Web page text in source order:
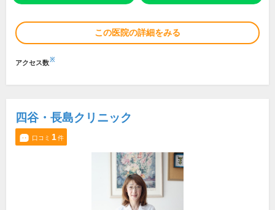
この医院の詳細をみる
アクセス数※
四谷・長島クリニック
口コミ 1件